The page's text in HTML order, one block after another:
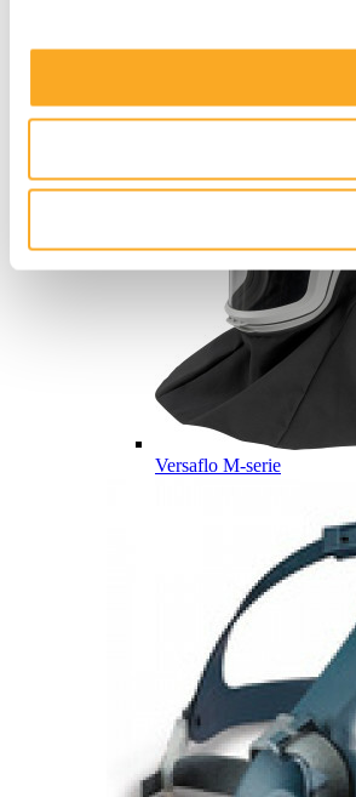
Slijpkappen
Versaflo M-serie